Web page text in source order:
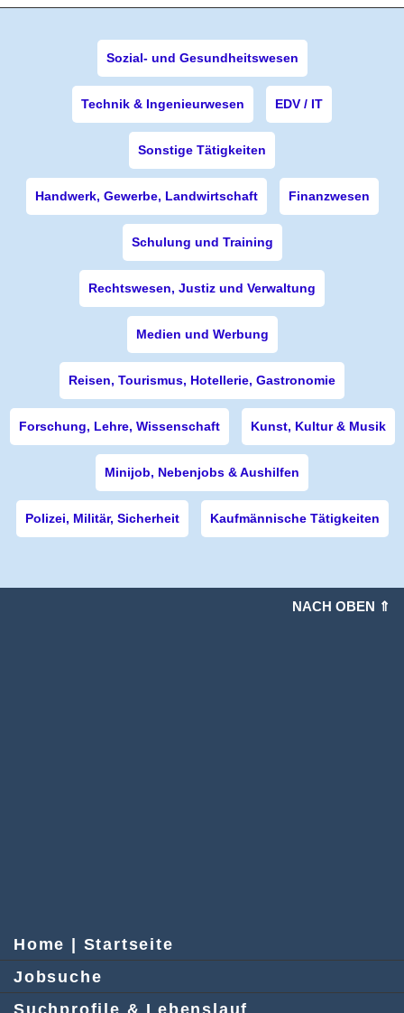
Sozial- und Gesundheitswesen
Technik & Ingenieurwesen EDV / IT
Sonstige Tätigkeiten
Handwerk, Gewerbe, Landwirtschaft Finanzwesen
Schulung und Training
Rechtswesen, Justiz und Verwaltung
Medien und Werbung
Reisen, Tourismus, Hotellerie, Gastronomie
Forschung, Lehre, Wissenschaft Kunst, Kultur & Musik
Minijob, Nebenjobs & Aushilfen
Polizei, Militär, Sicherheit Kaufmännische Tätigkeiten
NACH OBEN ⇑
Home | Startseite
Jobsuche
Suchprofile & Lebenslauf